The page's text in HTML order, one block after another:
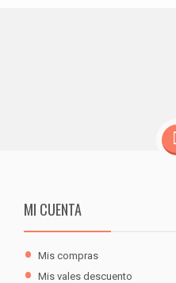
MI CUENTA
Mis compras
Mis vales descuento